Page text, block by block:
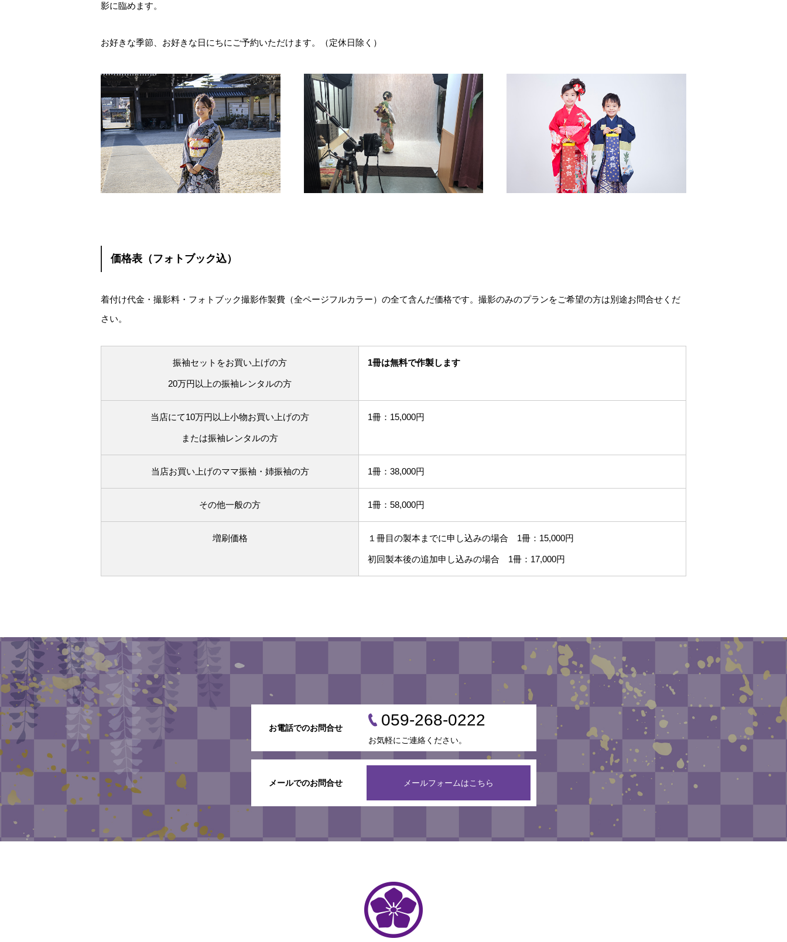
影に臨めます。
お好きな季節、お好きな日にちにご予約いただけます。（定休日除く）
価格表（フォトブック込）
着付け代金・撮影料・フォトブック撮影作製費（全ページフルカラー）の全て含んだ価格です。撮影のみのプランをご希望の方は別途お問合せくだ
さい。
振袖セットをお買い上げの方
20万円以上の振袖レンタルの方
1冊は無料で作製します
当店にて10万円以上小物お買い上げの方
または振袖レンタルの方
1冊：15,000円
当店お買い上げのママ振袖・姉振袖の方 1冊：38,000円
その他一般の方 1冊：58,000円
増刷価格 １冊目の製本までに申し込みの場合 1冊：15,000円
初回製本後の追加申し込みの場合 1冊：17,000円
メールでのお問合せ メールフォームはこちら
お電話でのお問合せ 059-268-0222
お気軽にご連絡ください。